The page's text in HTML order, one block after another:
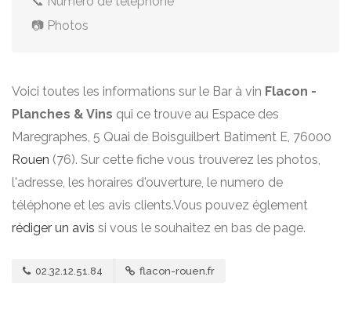
📷 Photos
Voici toutes les informations sur le Bar à vin Flacon -
Planches & Vins qui ce trouve au Espace des
Maregraphes, 5 Quai de Boisguilbert Batiment E, 76000
Rouen (76). Sur cette fiche vous trouverez les photos,
l'adresse, les horaires d'ouverture, le numero de
téléphone et les avis clients.Vous pouvez églement
rédiger un avis si vous le souhaitez en bas de page.
02.32.12.51.84 flacon-rouen.fr